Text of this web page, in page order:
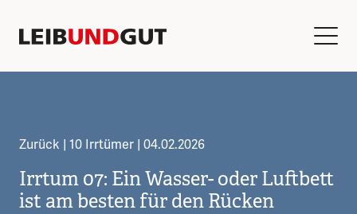
Zurück | 10 Irrtümer | 04.02.2026
Irrtum 07: Ein Wasser- oder Luftbett
ist am besten für den Rücken